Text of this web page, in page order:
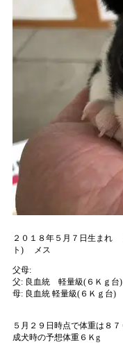
２０１８年５月７日生まれ
ト)
メス
父母:
父: 良血統 軽量級(６Ｋｇ
母: 良血統 軽量級(６Ｋｇ台)
５月２９日時点で体重は８７
成犬時の予想体重６Ｋg